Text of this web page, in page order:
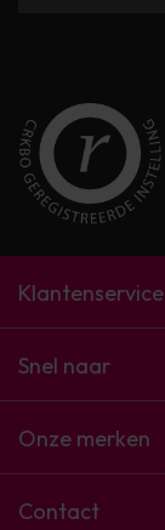
Klantenservice
Snel naar
Onze merken
Contact